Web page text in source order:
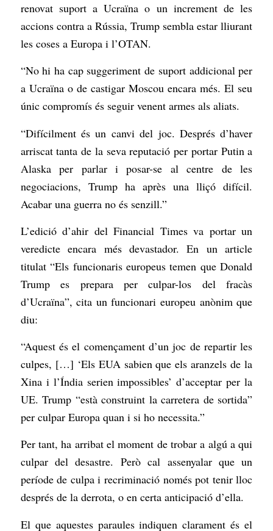
renovat suport a Ucraïna o un increment de les
accions contra a Rússia, Trump sembla estar lliurant
les coses a Europa i l’OTAN.
“No hi ha cap suggeriment de suport addicional per
a Ucraïna o de castigar Moscou encara més. El seu
únic compromís és seguir venent armes als aliats.
“Difícilment és un canvi del joc. Després d’haver
arriscat tanta de la seva reputació per portar Putin a
Alaska per parlar i posar-se al centre de les
negociacions, Trump ha après una lliçó difícil.
Acabar una guerra no és senzill.”
L’edició d’ahir del Financial Times va portar un
veredicte encara més devastador. En un article
titulat “Els funcionaris europeus temen que Donald
Trump es prepara per culpar-los del fracàs
d’Ucraïna”, cita un funcionari europeu anònim que
diu:
“Aquest és el començament d’un joc de repartir les
culpes, […] ‘Els EUA sabien que els aranzels de la
Xina i l’Índia serien impossibles’ d’acceptar per la
UE. Trump “està construint la carretera de sortida”
per culpar Europa quan i si ho necessita.”
Per tant, ha arribat el moment de trobar a algú a qui
culpar del desastre. Però cal assenyalar que un
període de culpa i recriminació només pot tenir lloc
després de la derrota, o en certa anticipació d’ella.
El que aquestes paraules indiquen clarament és el